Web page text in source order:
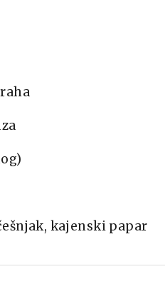
kajenski papar